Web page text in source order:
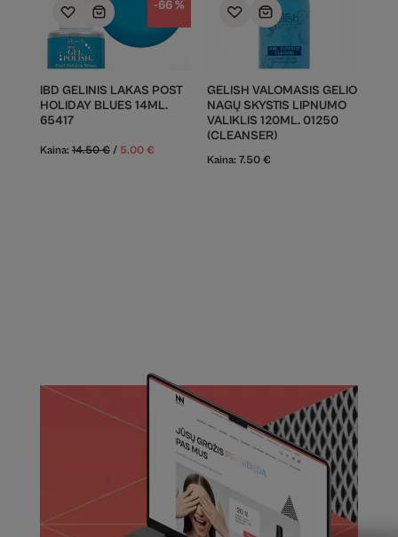
-66 %
IBD GELINIS LAKAS POST
HOLIDAY BLUES 14ML.
65417
Kaina: 14.50€ / 5.00 €
GELISH VALOMASIS GELIO
NAGŲ SKYSTIS LIPNUMO
VALIKLIS 120ML. 01250
(CLEANSER)
Kaina: 7.50 €